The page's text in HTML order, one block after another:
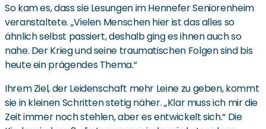
So kam es, dass sie Lesungen im Hennefer Seniorenheim
veranstaltete. „Vielen Menschen hier ist das alles so
ähnlich selbst passiert, deshalb ging es ihnen auch so
nahe. Der Krieg und seine traumatischen Folgen sind bis
heute ein prägendes Thema.“
Ihrem Ziel, der Leidenschaft mehr Leine zu geben, kommt
sie in kleinen Schritten stetig näher. „Klar muss ich mir die
Zeit immer noch stehlen, aber es entwickelt sich.“ Die